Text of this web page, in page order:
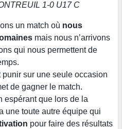
1-0 U17 C
un match où nous
mais nous n’arrivons
qui nous permettent de
sur une seule occasion
de gagner le match.
espérant que lors de la
une toute autre équipe qui
pour faire des résultats